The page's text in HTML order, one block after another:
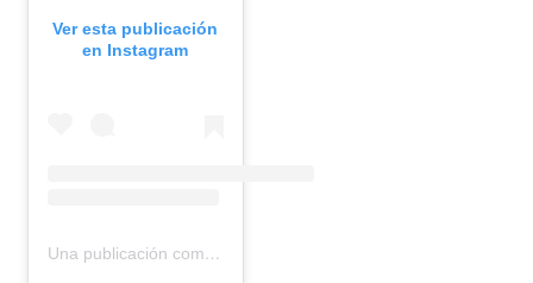
Ver esta publicación
en Instagram
Una publicación compartida de BMR models (@bmr_models)